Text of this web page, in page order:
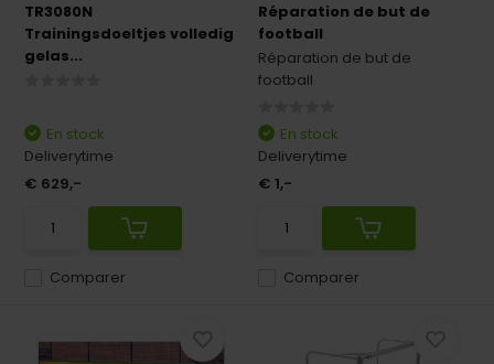
TR3080N
Trainingsdoeltjes volledig
gelas...
Comparer
En stock
Deliverytime
€ 629,-
Réparation de but de
football
Réparation de but de
football
Comparer
En stock
Deliverytime
€ 1,-